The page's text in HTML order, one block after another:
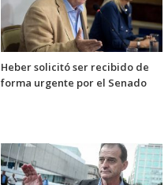
Heber solicitó ser recibido de
forma urgente por el Senado